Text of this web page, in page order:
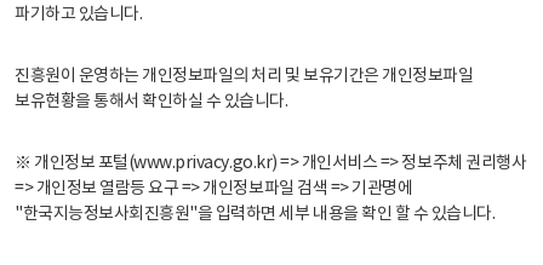
파기하고 있습니다.
진흥원이 운영하는 개인정보파일의 처리 및 보유기간은 개인정보파일
보유현황을 통해서 확인하실 수 있습니다.
※ 개인정보 포털(www.privacy.go.kr) => 개인서비스 => 정보주체 권리행사
=> 개인정보 열람등 요구 => 개인정보파일 검색 => 기관명에
"한국지능정보사회진흥원"을 입력하면 세부 내용을 확인 할 수 있습니다.